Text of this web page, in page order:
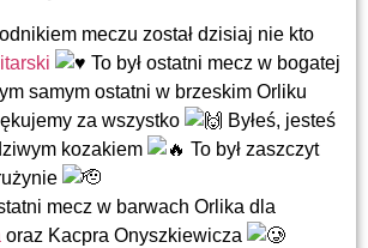
meczu został dzisiaj nie kto
To był ostatni mecz w bogatej
samym ostatni w brzeskim Orliku
za wszystko
Byłeś, jesteś
kozakiem
To był zaszczyt
mecz w barwach Orlika dla
oraz Kacpra Onyszkiewicza